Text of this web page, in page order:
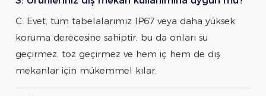
C: Evet, tüm tabelalarımız IP67 veya daha yüksek
koruma derecesine sahiptir, bu da onları su
geçirmez, toz geçirmez ve hem iç hem de dış
mekanlar için mükemmel kılar.